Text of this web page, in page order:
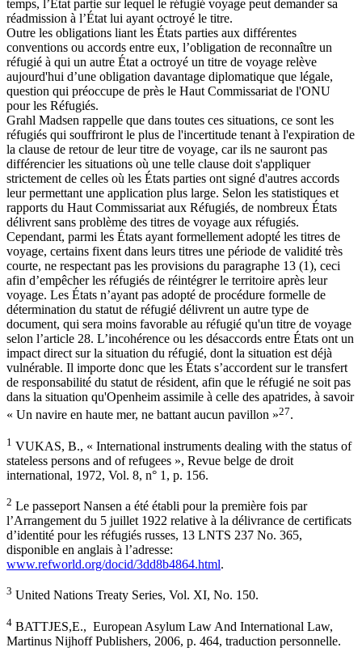
temps, l’État partie sur lequel le réfugié voyage peut demander sa
réadmission à l’État lui ayant octroyé le titre.
Outre les obligations liant les États parties aux différentes
conventions ou accords entre eux, l’obligation de reconnaître un
réfugié à qui un autre État a octroyé un titre de voyage relève
aujourd'hui d’une obligation davantage diplomatique que légale,
question qui préoccupe de près le Haut Commissariat de l'ONU
pour les Réfugiés.
Grahl Madsen rappelle que dans toutes ces situations, ce sont les
réfugiés qui souffriront le plus de l'incertitude tenant à l'expiration de
la clause de retour de leur titre de voyage, car ils ne sauront pas
différencier les situations où une telle clause doit s'appliquer
strictement de celles où les États parties ont signé d'autres accords
leur permettant une application plus large. Selon les statistiques et
rapports du Haut Commissariat aux Réfugiés, de nombreux États
délivrent sans problème des titres de voyage aux réfugiés.
Cependant, parmi les États ayant formellement adopté les titres de
voyage, certains fixent dans leurs titres une période de validité très
courte, ne respectant pas les provisions du paragraphe 13 (1), ceci
afin d’empêcher les réfugiés de réintégrer le territoire après leur
voyage. Les États n’ayant pas adopté de procédure formelle de
détermination du statut de réfugié délivrent un autre type de
document, qui sera moins favorable au réfugié qu'un titre de voyage
selon l’article 28. L’incohérence ou les désaccords entre États ont un
impact direct sur la situation du réfugié, dont la situation est déjà
vulnérable. Il importe donc que les États s’accordent sur le transfert
de responsabilité du statut de résident, afin que le réfugié ne soit pas
dans la situation qu'Openheim assimile à celle des apatrides, à savoir
« Un navire en haute mer, ne battant aucun pavillon »27.
1 VUKAS, B., « International instruments dealing with the status of
stateless persons and of refugees », Revue belge de droit
international, 1972, Vol. 8, n° 1, p. 156.
2 Le passeport Nansen a été établi pour la première fois par
l’Arrangement du 5 juillet 1922 relative à la délivrance de certificats
d’identité pour les réfugiés russes, 13 LNTS 237 No. 365,
disponible en anglais à l’adresse:
www.refworld.org/docid/3dd8b4864.html.
3 United Nations Treaty Series, Vol. XI, No. 150.
4 BATTJES,E., European Asylum Law And International Law,
Martinus Nijhoff Publishers, 2006, p. 464, traduction personnelle.